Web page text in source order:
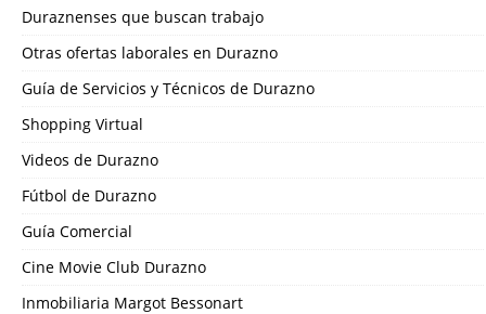
Duraznenses que buscan trabajo
Otras ofertas laborales en Durazno
Guía de Servicios y Técnicos de Durazno
Shopping Virtual
Videos de Durazno
Fútbol de Durazno
Guía Comercial
Cine Movie Club Durazno
Inmobiliaria Margot Bessonart